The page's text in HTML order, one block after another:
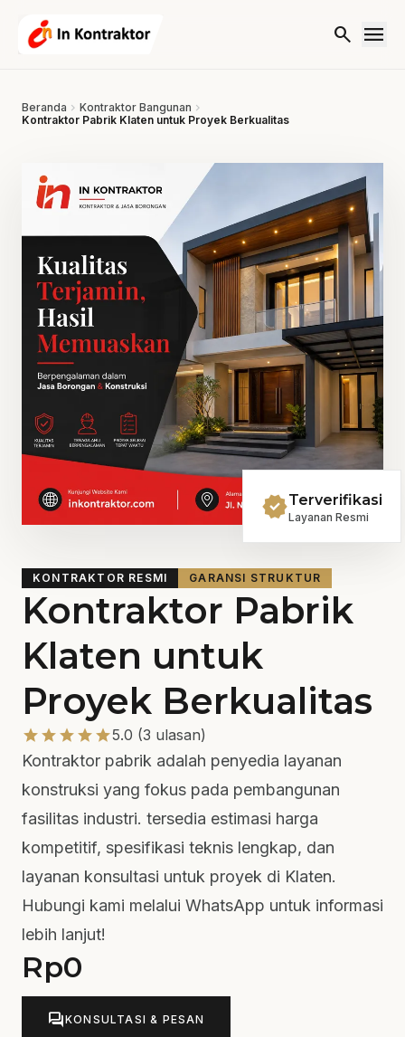
search menu
Beranda chevron_right Kontraktor Bangunan chevron_right
Kontraktor Pabrik Klaten untuk Proyek Berkualitas
verifiedTerverifikasi
Layanan Resmi
KONTRAKTOR RESMI GARANSI STRUKTUR
Kontraktor Pabrik
Klaten untuk
Proyek Berkualitas
starstarstarstarstar5.0 (3 ulasan)
Kontraktor pabrik adalah penyedia layanan
konstruksi yang fokus pada pembangunan
fasilitas industri. tersedia estimasi harga
kompetitif, spesifikasi teknis lengkap, dan
layanan konsultasi untuk proyek di Klaten.
Hubungi kami melalui WhatsApp untuk informasi
lebih lanjut!
Rp0
forumKONSULTASI & PESAN